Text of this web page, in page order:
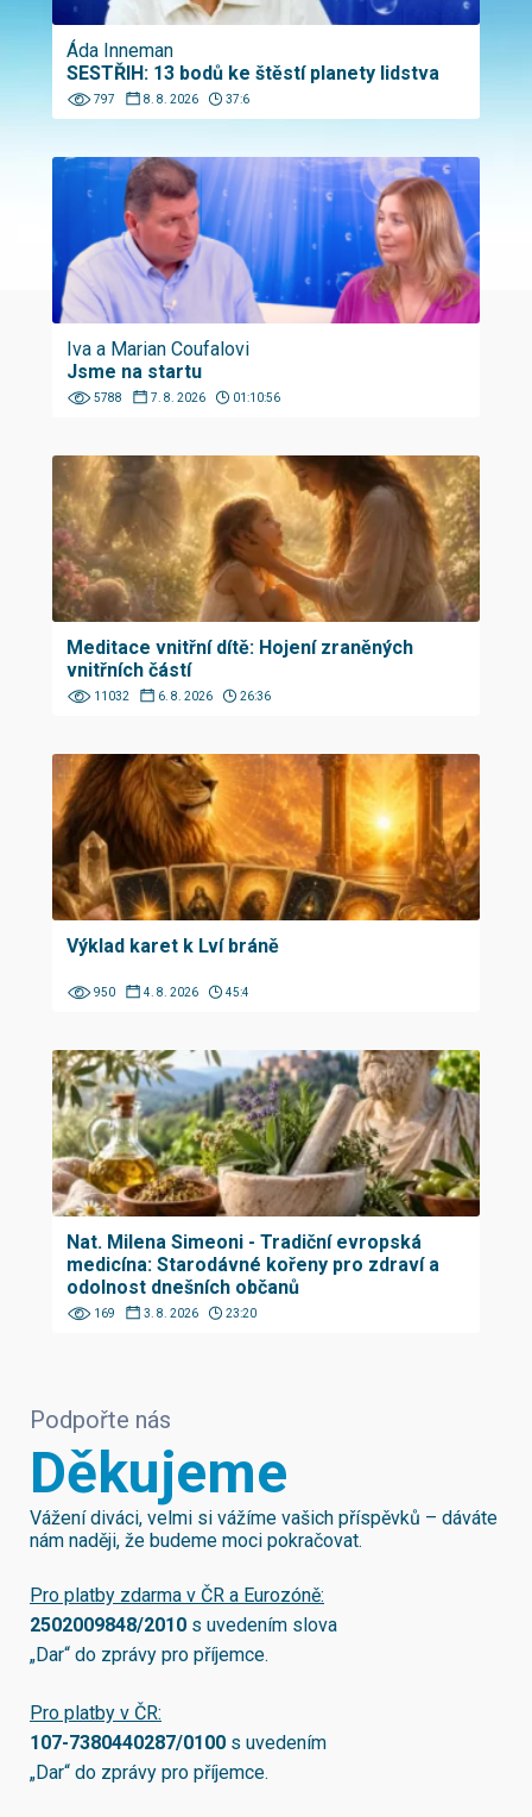
Áda Inneman
SESTŘIH: 13 bodů ke štěstí planety lidstva
797 8. 8. 2026 37:6
Iva a Marian Coufalovi
Jsme na startu
5788 7. 8. 2026 01:10:56
Meditace vnitřní dítě: Hojení zraněných
vnitřních částí
11032 6. 8. 2026 26:36
Výklad karet k Lví bráně
950 4. 8. 2026 45:4
Nat. Milena Simeoni - Tradiční evropská
medicína: Starodávné kořeny pro zdraví a
odolnost dnešních občanů
169 3. 8. 2026 23:20
Podpořte nás
Děkujeme
Vážení diváci, velmi si vážíme vašich příspěvků – dáváte
nám naději, že budeme moci pokračovat.
Pro platby zdarma v ČR a Eurozóně:
2502009848/2010 s uvedením slova
„Dar“ do zprávy pro příjemce.
Pro platby v ČR:
107-7380440287/0100 s uvedením
„Dar“ do zprávy pro příjemce.